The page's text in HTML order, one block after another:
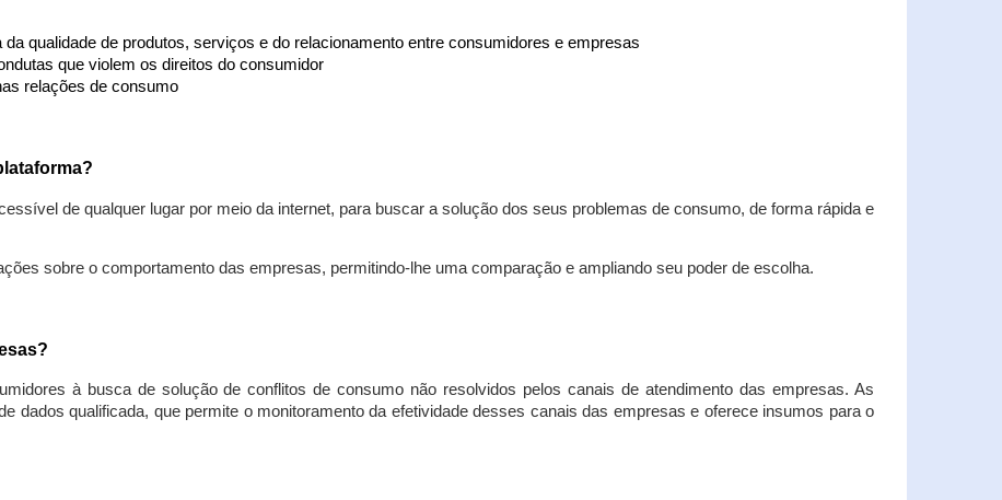
da qualidade de produtos, serviços e do relacionamento entre consumidores e empresas
que violem os direitos do consumidor
relações de consumo
de qualquer lugar por meio da internet, para buscar a solução dos seus problemas de consumo, de forma rápida e
sobre o comportamento das empresas, permitindo-lhe uma comparação e ampliando seu poder de escolha.
à busca de solução de conflitos de consumo não resolvidos pelos canais de atendimento das empresas. As
dados qualificada, que permite o monitoramento da efetividade desses canais das empresas e oferece insumos para o